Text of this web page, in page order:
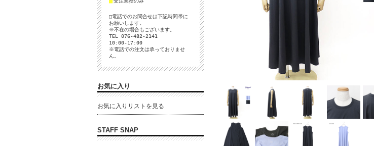
□電話でのお問合せは下記時間帯に
お願いします。
※不在の場合もございます。
TEL 076-482-2141
10:00-17:00
※電話での注文は承っておりませ
ん。
お気に入り
お気に入りリストを見る
STAFF SNAP